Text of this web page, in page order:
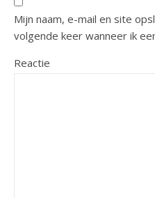
Mijn naam, e-mail en site
volgende keer wanneer ik
Reactie